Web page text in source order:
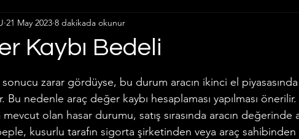
categorizar Unkategorisiert
Yatar Hesaplama İcra Hukuku İdare Hukuku
Kaybı Bedeli
21 May 2023 8 dakikada okunur
sonucu zarar gördüyse, bu durum aracın ikinci el
Bu nedenle araç değer kaybı hesaplaması yapılması önerilir.
mevcut olan hasar durumu, satış sırasında aracın değerinde
kusurlu tarafın sigorta şirketinden veya araç sahibinden